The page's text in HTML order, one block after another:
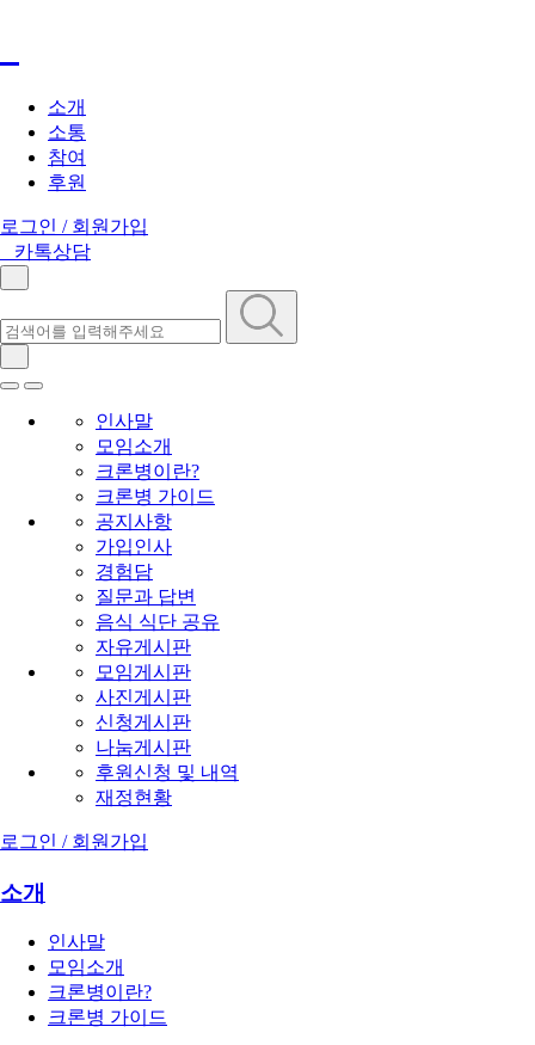
소개
소통
참여
후원
로그인 / 회원가입
카톡상담
인사말
모임소개
크론병이란?
크론병 가이드
공지사항
가입인사
경험담
질문과 답변
음식 식단 공유
자유게시판
모임게시판
사진게시판
신청게시판
나눔게시판
후원신청 및 내역
재정현황
로그인 / 회원가입
소개
인사말
모임소개
크론병이란?
크론병 가이드